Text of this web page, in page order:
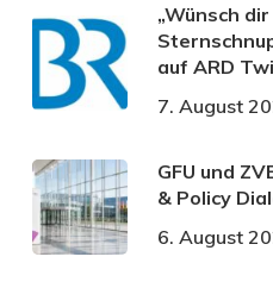
„Wünsch
auf ARD
7. August
GFU und
& Policy
6. August